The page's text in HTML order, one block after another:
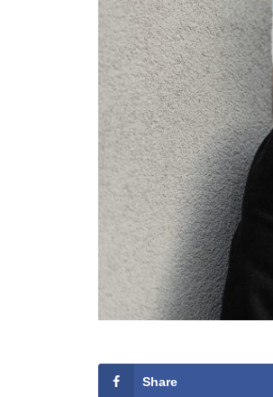
Share